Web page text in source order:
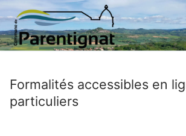
Aller
contenu
Formalités accessibles en
particuliers